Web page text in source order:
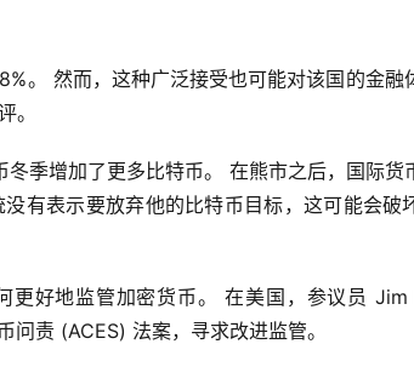
。 然而，这种广泛接受也可能对该国的金融
。
季增加了更多比特币。 在熊市之后，国际货
有表示要放弃他的比特币目标，这可能会破
好地监管加密货币。 在美国，参议员 Jim
责 (ACES) 法案，寻求改进监管。